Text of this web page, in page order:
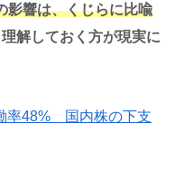
影響は、くじらに比喩
理解しておく方が現実に
率48% 国内株の下支